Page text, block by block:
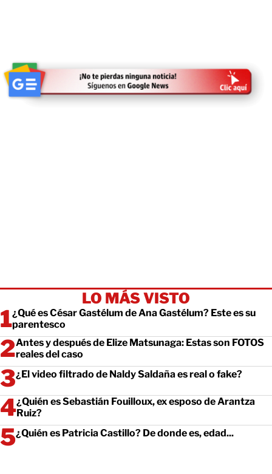
LO MÁS VISTO
¿Qué es César Gastélum de Ana Gastélum? Este es su
parentesco
Antes y después de Elize Matsunaga: Estas son FOTOS
reales del caso
¿El video filtrado de Naldy Saldaña es real o fake?
¿Quién es Sebastián Fouilloux, ex esposo de Arantza
Ruiz?
¿Quién es Patricia Castillo? De donde es, edad...